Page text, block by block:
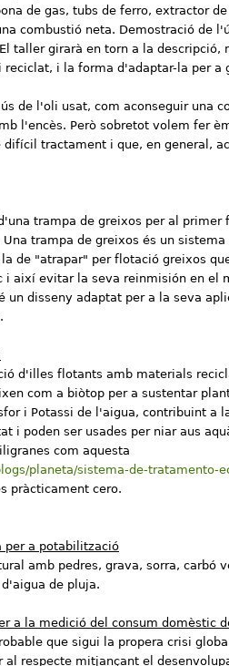
de gas, tubs de ferro, extractor
combustió neta. Demostració de
taller girarà en torn a la descripció,
i la forma d'adaptar-la per a
de l'oli usat, com aconseguir una
l'encès. Però sobretot volem fer
tractament i que, en general,
trampa de greixos per al
trampa de greixos és un
de "atrapar" per flotació greixos
i així evitar la seva reinmisión en el
un disseny adaptat per a la seva
d'illes flotants amb materials
com a biòtop per a sustentar
i Potassi de l'aigua, contribuint a
i poden ser usades per niar aus
com aquesta
planeta/sistema-de-tratamento-
pràcticament cero.
per a potabilització
amb pedres, grava, sorra, carbó
de pluja.
a la medició del consum domèstic
que sigui la propera crisi
al respecte mitjançant el